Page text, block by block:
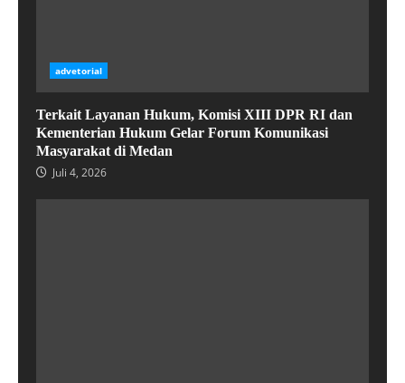
advetorial
Terkait Layanan Hukum, Komisi XIII DPR RI dan
Kementerian Hukum Gelar Forum Komunikasi
Masyarakat di Medan
Juli 4, 2026